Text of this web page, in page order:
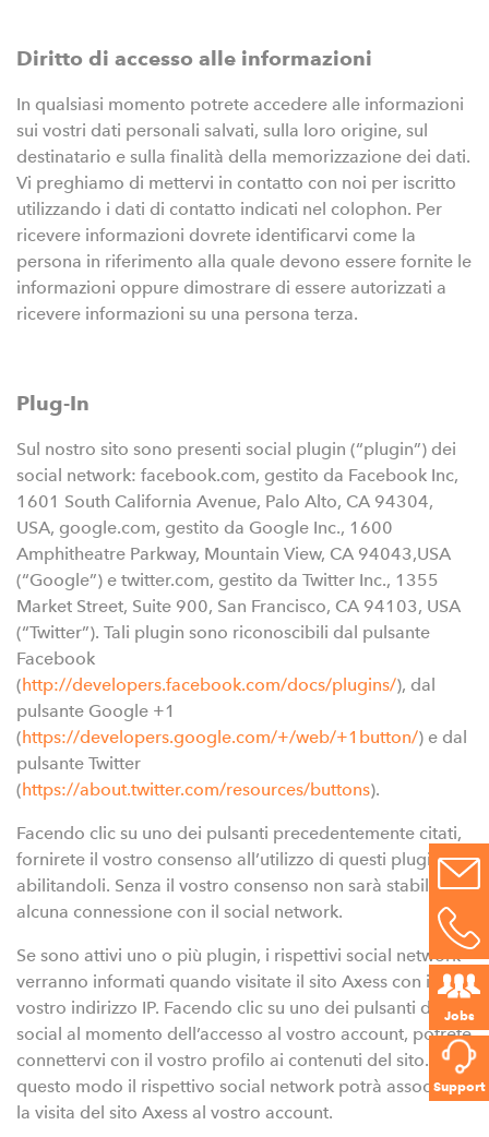
Jobs
Support
Diritto di accesso alle informazioni
In qualsiasi momento potrete accedere alle informazioni
sui vostri dati personali salvati, sulla loro origine, sul
destinatario e sulla finalità della memorizzazione dei dati.
Vi preghiamo di mettervi in contatto con noi per iscritto
utilizzando i dati di contatto indicati nel colophon. Per
ricevere informazioni dovrete identificarvi come la
persona in riferimento alla quale devono essere fornite le
informazioni oppure dimostrare di essere autorizzati a
ricevere informazioni su una persona terza.
Plug-In
Sul nostro sito sono presenti social plugin (“plugin”) dei
social network: facebook.com, gestito da Facebook Inc,
1601 South California Avenue, Palo Alto, CA 94304,
USA, google.com, gestito da Google Inc., 1600
Amphitheatre Parkway, Mountain View, CA 94043,USA
(“Google”) e twitter.com, gestito da Twitter Inc., 1355
Market Street, Suite 900, San Francisco, CA 94103, USA
(“Twitter”). Tali plugin sono riconoscibili dal pulsante
Facebook
(http://developers.facebook.com/docs/plugins/), dal
pulsante Google +1
(https://developers.google.com/+/web/+1button/) e dal
pulsante Twitter
(https://about.twitter.com/resources/buttons).
Facendo clic su uno dei pulsanti precedentemente citati,
fornirete il vostro consenso all’utilizzo di questi plugin,
abilitandoli. Senza il vostro consenso non sarà stabilita
alcuna connessione con il social network.
Se sono attivi uno o più plugin, i rispettivi social network
verranno informati quando visitate il sito Axess con il
vostro indirizzo IP. Facendo clic su uno dei pulsanti dei
social al momento dell’accesso al vostro account, potrete
connettervi con il vostro profilo ai contenuti del sito. In
questo modo il rispettivo social network potrà associare
la visita del sito Axess al vostro account.